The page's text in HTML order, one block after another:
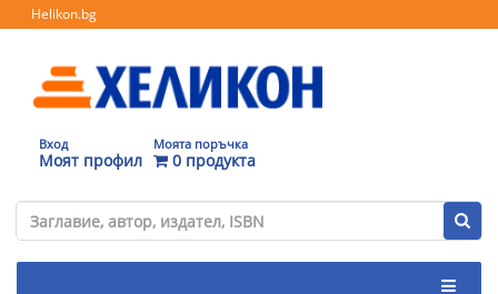
Helikon.bg
Вход
Моят профил
Моята поръчка
0 продукта